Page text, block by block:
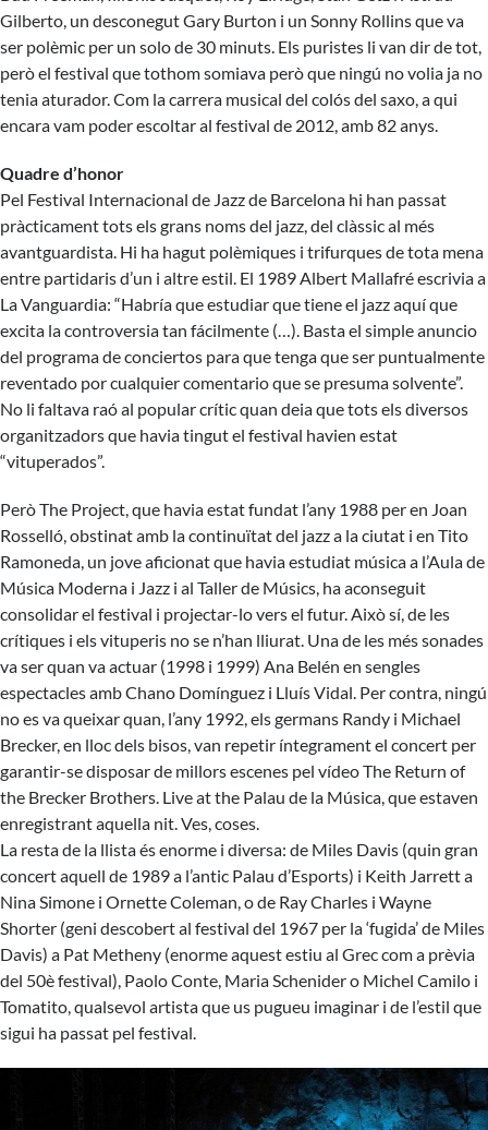
Gilberto, un desconegut Gary Burton i un Sonny Rollins que va
ser polèmic per un solo de 30 minuts. Els puristes li van dir de tot,
però el festival que tothom somiava però que ningú no volia ja no
tenia aturador. Com la carrera musical del colós del saxo, a qui
encara vam poder escoltar al festival de 2012, amb 82 anys.
Quadre d’honor
Pel Festival Internacional de Jazz de Barcelona hi han passat
pràcticament tots els grans noms del jazz, del clàssic al més
avantguardista. Hi ha hagut polèmiques i trifurques de tota mena
entre partidaris d’un i altre estil. El 1989 Albert Mallafré escrivia a
La Vanguardia: “Habría que estudiar que tiene el jazz aquí que
excita la controversia tan fácilmente (…). Basta el simple anuncio
del programa de conciertos para que tenga que ser puntualmente
reventado por cualquier comentario que se presuma solvente”.
No li faltava raó al popular crític quan deia que tots els diversos
organitzadors que havia tingut el festival havien estat
“vituperados”.
PeròThe Project, que havia estat fundat l’any 1988 per en Joan
Rosselló, obstinat amb la continuïtat del jazz a la ciutat i en Tito
Ramoneda, un jove aficionat que havia estudiat música a l’Aula de
Música Moderna i Jazz i al Taller de Músics, ha aconseguit
consolidar el festival i projectar-lo vers el futur. Això sí, de les
crítiques i els vituperis no se n’han lliurat. Una de les més sonades
va ser quan va actuar (1998 i 1999) Ana Belén en sengles
espectacles amb Chano Domínguez i Lluís Vidal. Per contra, ningú
no es va queixar quan, l’any 1992, els germans Randy i Michael
Brecker, en lloc dels bisos, van repetir íntegrament el concert per
garantir-se disposar de millors escenes pel vídeo The Return of
the Brecker Brothers. Live at the Palau de la Música, que estaven
enregistrant aquella nit. Ves, coses.
La resta de la llista és enorme i diversa: de Miles Davis (quin gran
concert aquell de 1989 a l’antic Palau d’Esports) i Keith Jarrett a
Nina Simone i Ornette Coleman, o de Ray Charles i Wayne
Shorter (geni descobert al festival del 1967 per la ‘fugida’ de Miles
Davis) a Pat Metheny (enorme aquest estiu al Grec com a prèvia
del 50è festival), Paolo Conte, Maria Schenider o Michel Camilo i
Tomatito, qualsevol artista que us pugueu imaginar i de l’estil que
sigui ha passat pel festival.